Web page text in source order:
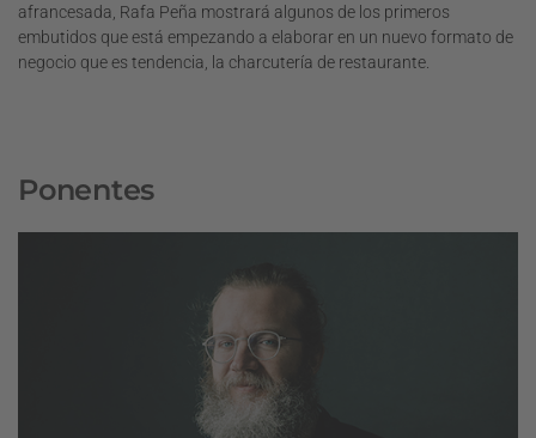
afrancesada, Rafa Peña mostrará algunos de los primeros
embutidos que está empezando a elaborar en un nuevo formato de
negocio que es tendencia, la charcutería de restaurante.
Ponentes